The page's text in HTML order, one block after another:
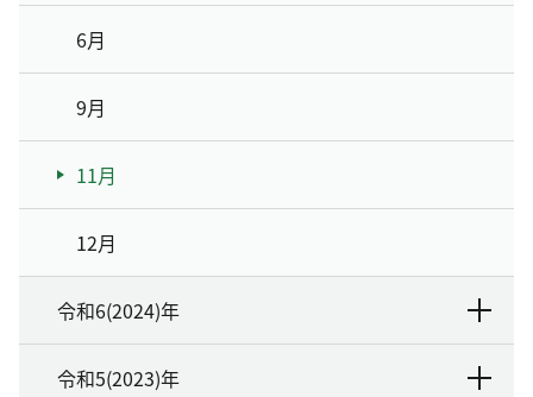
6月
9月
11月
12月
令和6(2024)年
令和5(2023)年